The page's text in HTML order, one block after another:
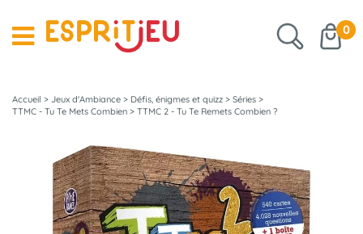
0
Accueil > Jeux d'Ambiance > Défis, énigmes et quizz > Séries >
TTMC - Tu Te Mets Combien > TTMC 2 - Tu Te Remets Combien ?